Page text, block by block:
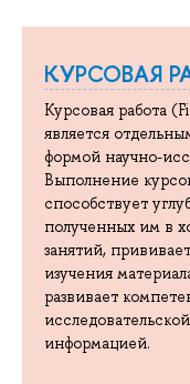
КУРСОВАЯ
Курсовая работа
является
формой научно-
Выполнение
способствует
полученных им в
занятий,
изучения
развивает
информацией.